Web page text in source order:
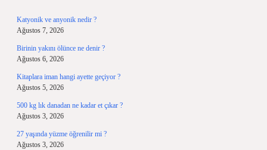
Katyonik ve anyonik nedir ?
Ağustos 7, 2026
Birinin yakını ölünce ne denir ?
Ağustos 6, 2026
Kitaplara iman hangi ayette geçiyor ?
Ağustos 5, 2026
500 kg lık danadan ne kadar et çıkar ?
Ağustos 3, 2026
27 yaşında yüzme öğrenilir mi ?
Ağustos 3, 2026